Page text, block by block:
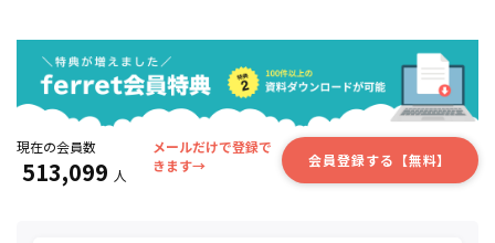
現在の会員数
513,099 人
メールだけで登録で
きます→
会員登録する【無料】